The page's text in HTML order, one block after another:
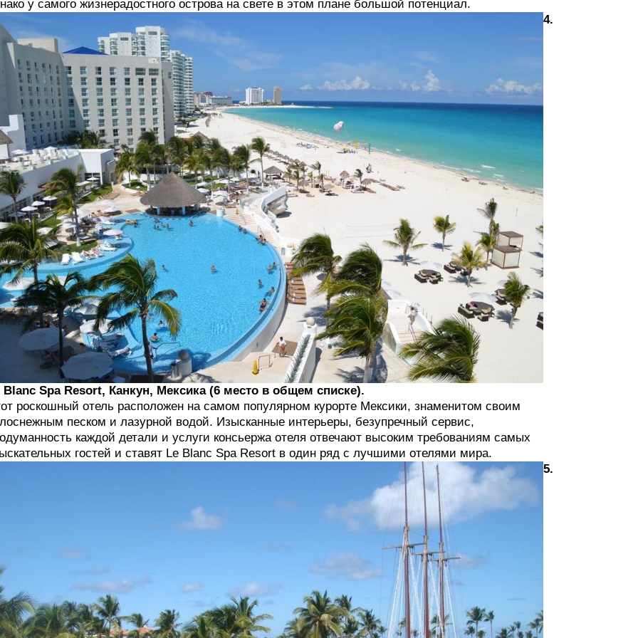
у самого жизнерадостного острова на свете в этом плане большой потенциал.
4.
Blanc Spa Resort, Канкун, Мексика (6 место в общем списке).
роскошный отель расположен на самом популярном курорте Мексики, знаменитом своим
песком и лазурной водой. Изысканные интерьеры, безупречный сервис,
каждой детали и услуги консьержа отеля отвечают высоким требованиям самых
гостей и ставят Le Blanc Spa Resort в один ряд с лучшими отелями мира.
5.